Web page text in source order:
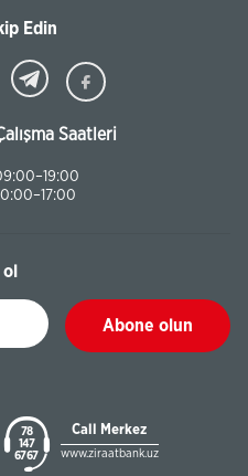
Edin
Saatleri
Abone olun
78
147
67 67
Call Merkez
www.ziraatbank.uz